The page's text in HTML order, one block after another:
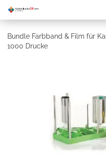
Bundle Farbband & Film für
1000 Drucke